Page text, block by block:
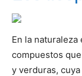
En la
compuestos
y verduras,